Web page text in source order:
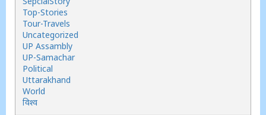
Top-Stories
Tour-Travels
Uncategorized
UP Assambly
UP-Samachar
Political
Uttarakhand
World
विश्व